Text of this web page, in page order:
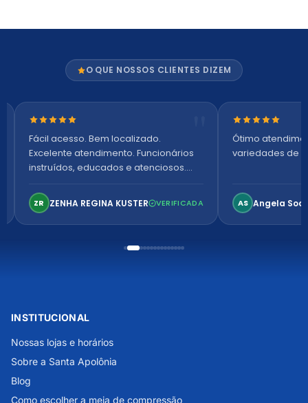
O QUE NOSSOS CLIENTES DIZEM
Nota 5 de 5 estrelas
Fácil acesso. Bem localizado.
Excelente atendimento. Funcionários
instruídos, educados e atenciosos.
confortável. Perfeito!
ZR ZENHA REGINA KUSTER VERIFICADA
Nota 5 de 5
Ótimo
variedades de
AS Angela
INSTITUCIONAL
Nossas lojas e horários
Sobre a Santa Apolônia
Blog
Como escolher a meia de compressão